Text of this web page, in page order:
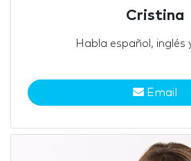
Cristina
Habla español, inglés
Email